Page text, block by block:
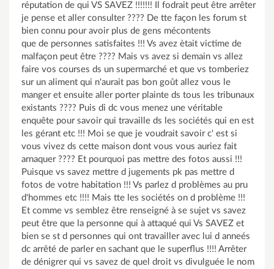
réputation de qui VS SAVEZ !!!!!!! Il fodrait peut être arrêter
je pense et aller consulter ???? De tte façon les forum st
bien connu pour avoir plus de gens mécontents
que de personnes satisfaites !!! Vs avez ètait victime de
malfaçon peut être ???? Mais vs avez si demain vs allez
faire vos courses ds un supermarché et que vs tomberiez
sur un aliment qui n'aurait pas bon goût allez vous le
manger et ensuite aller porter plainte ds tous les tribunaux
existants ???? Puis di dc vous menez une véritable
enquête pour savoir qui travaille ds les sociétés qui en est
les gérant etc !!! Moi se que je voudrait savoir c' est si
vous vivez ds cette maison dont vous vous auriez fait
arnaquer ???? Et pourquoi pas mettre des fotos aussi !!!
Puisque vs savez mettre d jugements pk pas mettre d
fotos de votre habitation !!! Vs parlez d problèmes au pru
d'hommes etc !!!! Mais tte les sociétés on d problème !!!
Et comme vs semblez être renseigné à se sujet vs savez
peut être que la personne qui à attaqué qui Vs SAVEZ et
bien se st d personnes qui ont travailler avec lui d anneés
dc arrêté de parler en sachant que le superflus !!!! Arrêter
de dénigrer qui vs savez de quel droit vs divulguée le nom